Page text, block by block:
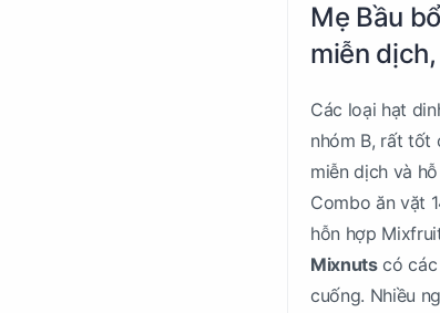
Mẹ Bầu
miễn
Các loại hạt
nhóm B, rất tốt
miễn dịch và
Combo ăn vặt
hỗn hợp
Mixnutscó các
cuống. Nhiều